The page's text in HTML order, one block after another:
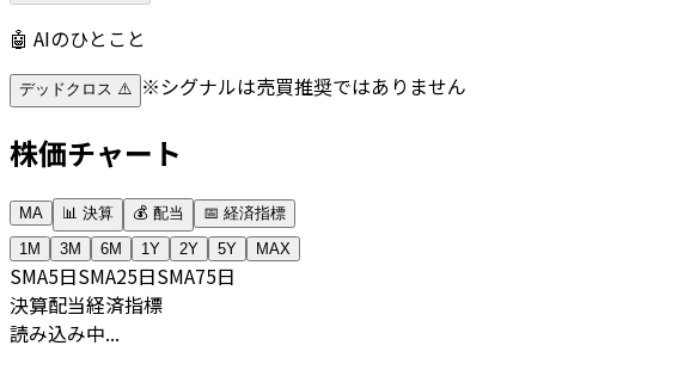
🤖 AIのひとこと
デッドクロス ⚠️ ※シグナルは売買推奨ではありません
株価チャート
MA 📊 決算 💰 配当
📅 経済指標
1M
3M 6M 1Y 2Y 5Y MAX
SMA5日SMA25日SMA75日
決算配当経済指標
読み込み中...